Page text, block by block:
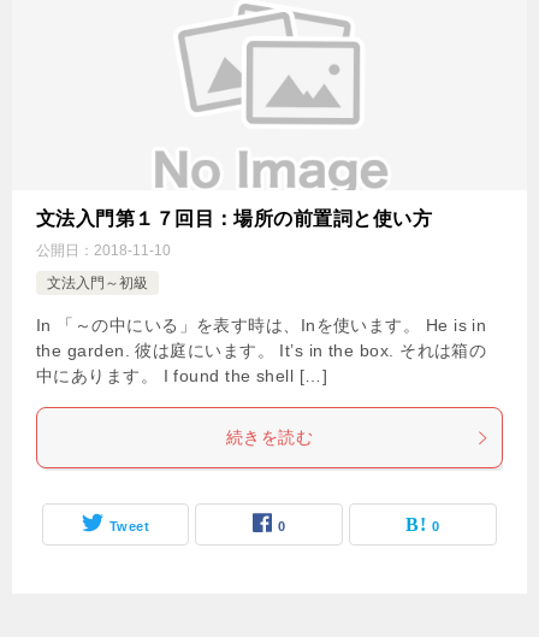
文法入門第１７回目：場所の前置詞と使い方
公開日： 2018-11-10
文法入門～初級
In 「～の中にいる」を表す時は、Inを使います。 He is in
the garden. 彼は庭にいます。 It’s in the box. それは箱の
中にあります。 I found the shell […]
続きを読む
Tweet 0 0